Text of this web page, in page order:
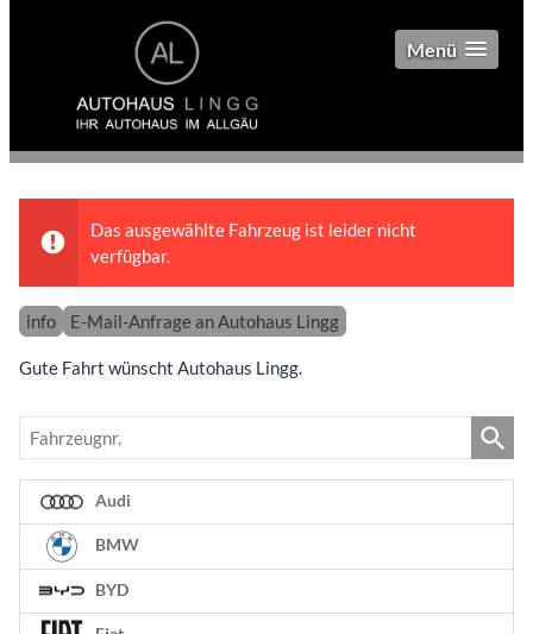
Menü
Das ausgewählte Fahrzeug ist leider nicht
verfügbar.
info E-Mail-Anfrage an Autohaus Lingg
Gute Fahrt wünscht Autohaus Lingg.
Fahrzeugnr.
Audi
BMW
BYD